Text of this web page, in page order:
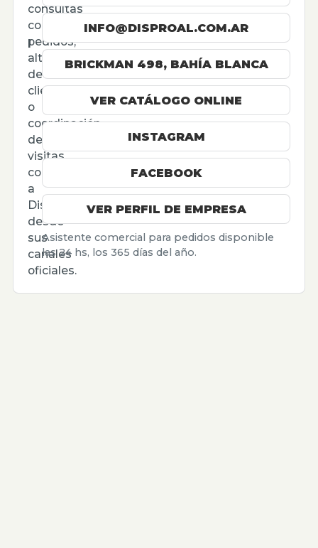
consultas
comerciales,
pedidos,
altas
de
cliente
o
coordinación
de
visitas,
contactá
a
Disproal
desde
sus
canales
oficiales.
INFO@DISPROAL.COM.AR
BRICKMAN 498, BAHÍA BLANCA
VER CATÁLOGO ONLINE
INSTAGRAM
FACEBOOK
VER PERFIL DE EMPRESA
Asistente comercial para pedidos disponible
las 24 hs, los 365 días del año.